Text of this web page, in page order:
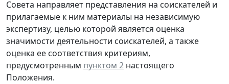
Совета направляет представления на соискателей и
прилагаемые к ним материалы на независимую
экспертизу, целью которой является оценка
значимости деятельности соискателей, а также
оценка ее соответствия критериям,
предусмотренным пунктом 2 настоящего
Положения.